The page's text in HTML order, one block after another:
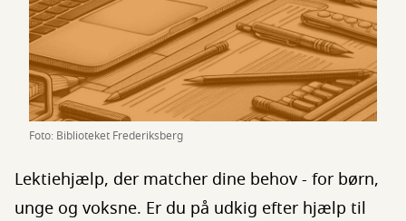
Foto: Biblioteket Frederiksberg
Lektiehjælp, der matcher dine behov - for børn,
unge og voksne. Er du på udkig efter hjælp til